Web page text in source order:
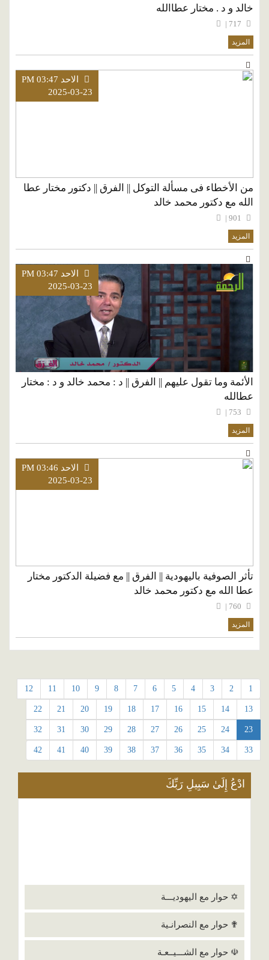
خالد و د . مختار عطاالله
المزيد
الاحد PM 03:47
2025-03-23
من الأخطاء فى مسألة التوكل || الفرق || دكتور مختار عطا
الله مع دكتور محمد خالد
المزيد
الاحد PM 03:47
2025-03-23
الأئمة وما تقول عليهم || الفرق || د : محمد خالد و د : مختار
عطالله
المزيد
الاحد PM 03:46
2025-03-23
تأثر الصوفية باليهودية || الفرق || مع فضيلة الدكتور مختار
عطا الله مع دكتور محمد خالد
المزيد
1
2
3
4
5
6
7
8
9
10
11
12
13
14
15
16
17
18
19
20
21
22
23
24
25
26
27
28
29
30
31
32
33
34
35
36
37
38
39
40
41
42
ادْعُ إِلَىٰ سَبِيلِ رَبِّكَ
✡ حوار مع اليهوديـــة
✟ حوار مع النصرانـية
☫ حوار مع الشـــيــعـة